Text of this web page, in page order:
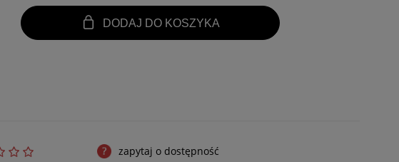
DODAJ DO KOSZYKA
zapytaj o dostępność